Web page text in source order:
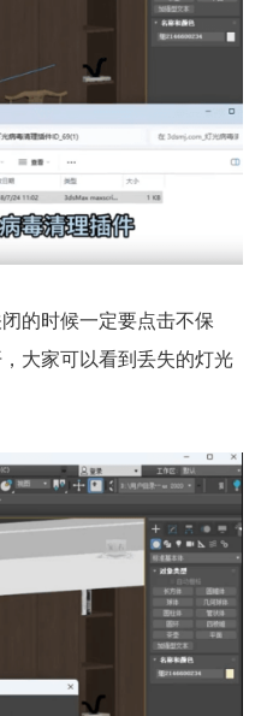
的时候一定要点击不保
大家可以看到丢失的灯光